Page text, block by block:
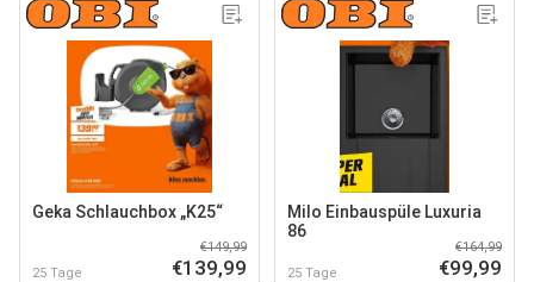
Geka Schlauchbox „K25“
25 Tage
€149,99
€139,99
Milo Einbauspüle Luxuria
86
25 Tage
€164,99
€99,99